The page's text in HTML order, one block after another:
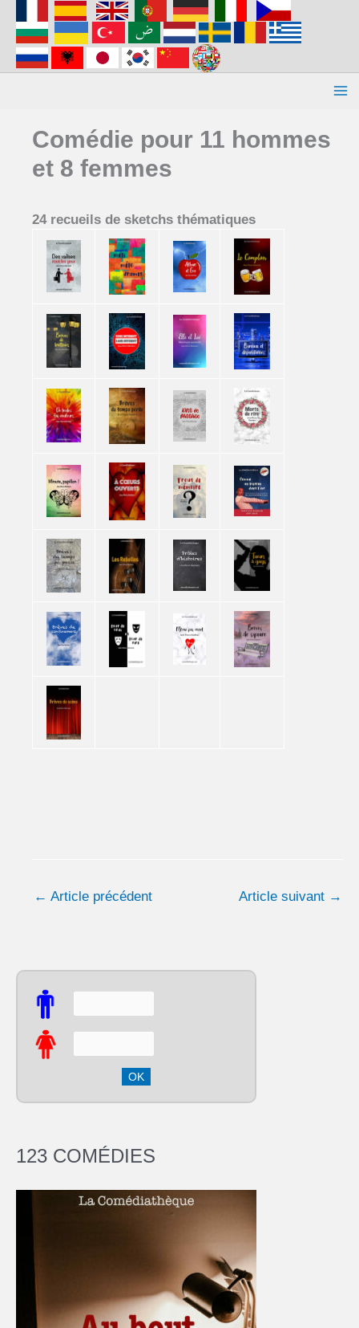
contenu
Comédie pour 11 hommes
et 8 femmes
24 recueils de sketchs thématiques
← Article précédent Article suivant →
123 COMÉDIES